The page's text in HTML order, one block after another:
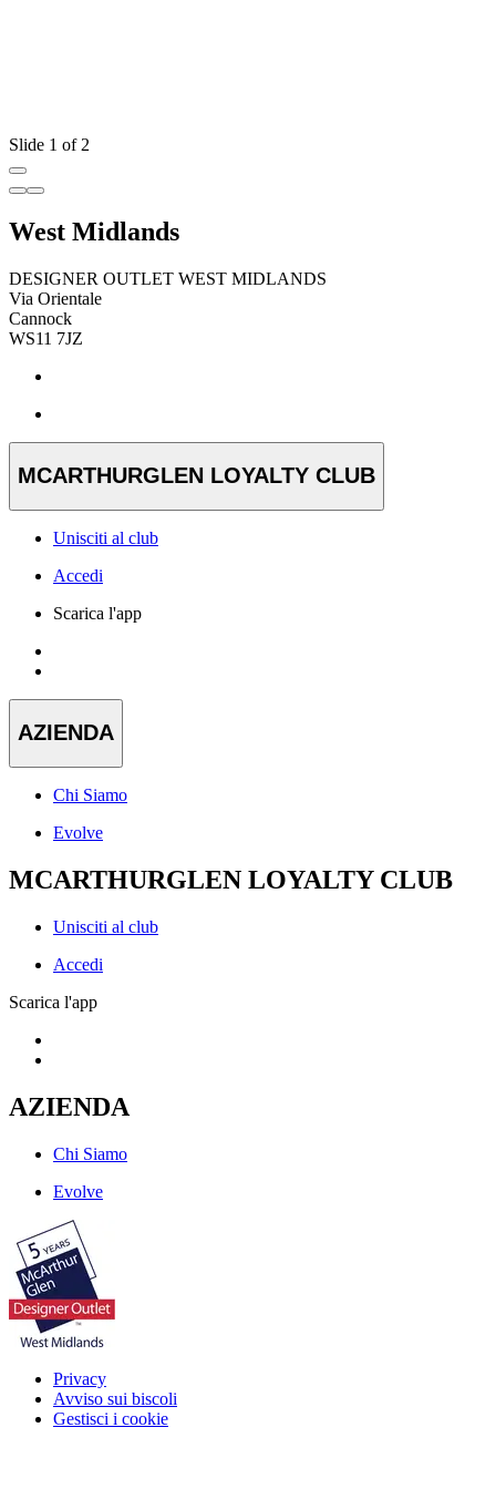
Slide 1 of 2
West Midlands
DESIGNER OUTLET WEST MIDLANDS
Via Orientale
Cannock
WS11 7JZ
MCARTHURGLEN LOYALTY CLUB
Unisciti al club
Accedi
Scarica l'app
AZIENDA
Chi Siamo
Evolve
MCARTHURGLEN LOYALTY CLUB
Unisciti al club
Accedi
Scarica l'app
AZIENDA
Chi Siamo
Evolve
Privacy
Avviso sui biscoli
Gestisci i cookie